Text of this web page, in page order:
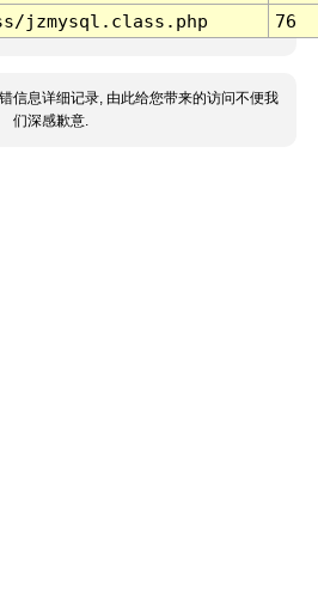
jzmysql.class.php 76
信息详细记录, 由此给您带来的访问不便我
们深感歉意.